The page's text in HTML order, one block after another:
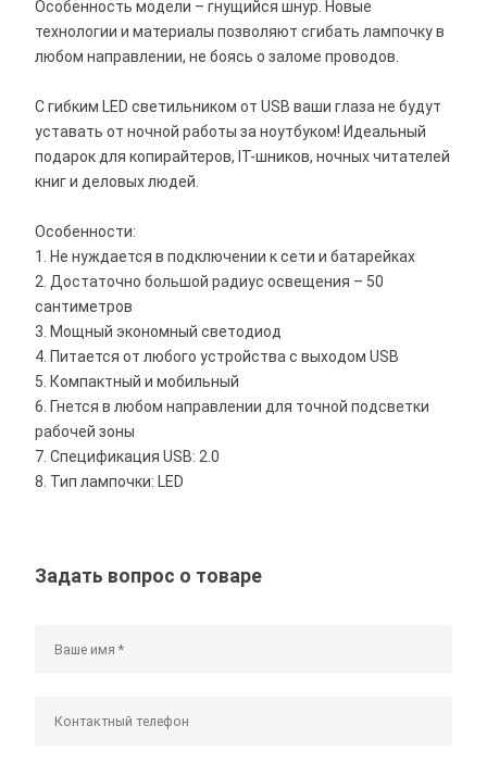
Особенность модели – гнущийся шнур. Новые
технологии и материалы позволяют сгибать лампочку в
любом направлении, не боясь о заломе проводов.
С гибким LED светильником от USB ваши глаза не будут
уставать от ночной работы за ноутбуком! Идеальный
подарок для копирайтеров, IT-шников, ночных читателей
книг и деловых людей.
Особенности:
1. Не нуждается в подключении к сети и батарейках
2. Достаточно большой радиус освещения – 50
сантиметров
3. Мощный экономный светодиод
4. Питается от любого устройства с выходом USB
5. Компактный и мобильный
6. Гнется в любом направлении для точной подсветки
рабочей зоны
7. Спецификация USB: 2.0
8. Тип лампочки: LED
Задать вопрос о товаре